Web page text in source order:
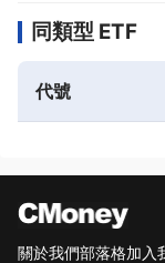
同類型 ETF
代號
關於我們部落格加入